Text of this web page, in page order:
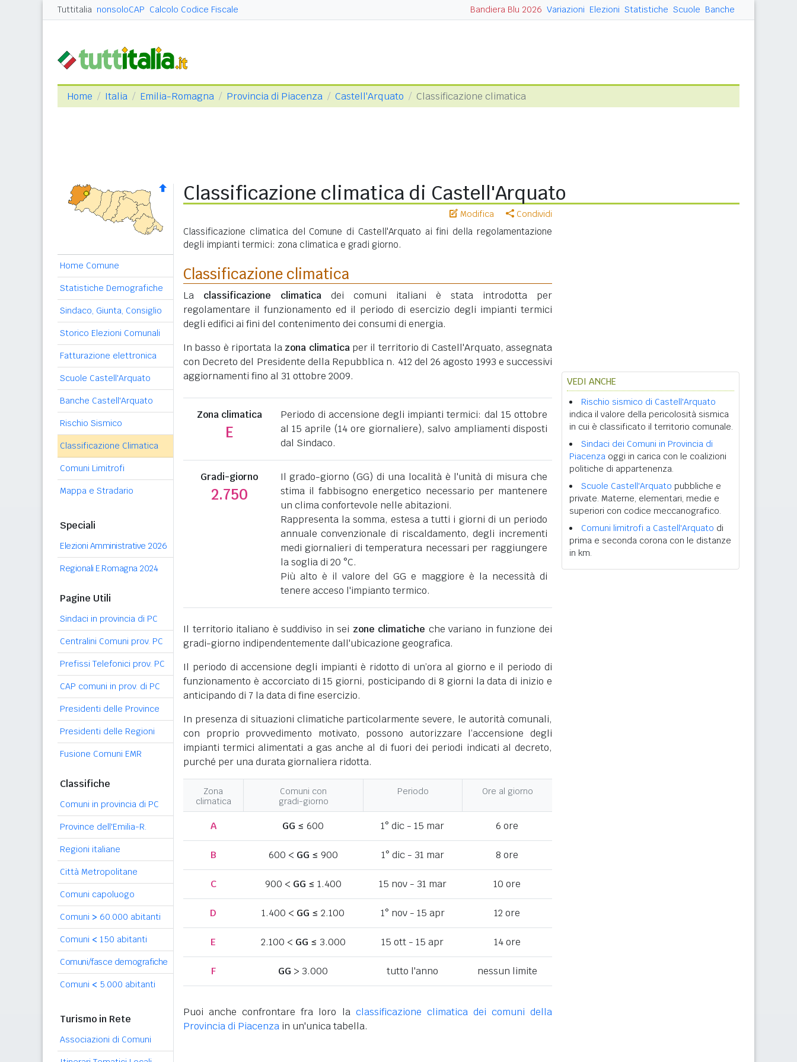
Tuttitalia nonsoloCAP Calcolo Codice Fiscale Bandiera Blu 2026 Variazioni Elezioni Statistiche Scuole Banche
Home Italia Emilia-Romagna Provincia di Piacenza Castell'Arquato Classificazione climatica
Home Comune
Statistiche Demografiche
Sindaco, Giunta, Consiglio
Storico Elezioni Comunali
Fatturazione elettronica
Scuole Castell'Arquato
Banche Castell'Arquato
Rischio Sismico
Classificazione Climatica
Comuni Limitrofi
Mappa e Stradario
Speciali
Elezioni Amministrative 2026
Regionali E.Romagna 2024
Pagine Utili
Sindaci in provincia di PC
Centralini Comuni prov. PC
Prefissi Telefonici prov. PC
CAP comuni in prov. di PC
Presidenti delle Province
Presidenti delle Regioni
Fusione Comuni EMR
Classifiche
Comuni in provincia di PC
Province dell'Emilia-R.
Regioni italiane
Città Metropolitane
Comuni capoluogo
Comuni > 60.000 abitanti
Comuni < 150 abitanti
Comuni/fasce demografiche
Comuni < 5.000 abitanti
Turismo in Rete
Associazioni di Comuni
Classificazione climatica di Castell'Arquato
Modifica Condividi
Classificazione climatica del Comune di Castell'Arquato ai fini della regolamentazione
degli impianti termici: zona climatica e gradi giorno.
Classificazione climatica
La classificazione climatica dei comuni italiani è stata introdotta per
regolamentare il funzionamento ed il periodo di esercizio degli impianti termici
degli edifici ai fini del contenimento dei consumi di energia.
In basso è riportata la zona climaticaper il territorio di Castell'Arquato, assegnata
con Decreto del Presidente della Repubblica n. 412 del 26 agosto 1993 e successivi
aggiornamenti fino al 31 ottobre 2009.
Zona climatica
E
Periodo di accensione degli impianti termici: dal 15 ottobre
al 15 aprile (14 ore giornaliere), salvo ampliamenti disposti
dal Sindaco.
Gradi-giorno
2.750
Il grado-giorno (GG) di una località è l'unità di misura che
stima il fabbisogno energetico necessario per mantenere
un clima confortevole nelle abitazioni.
Rappresenta la somma, estesa a tutti i giorni di un periodo
annuale convenzionale di riscaldamento, degli incrementi
medi giornalieri di temperatura necessari per raggiungere
la soglia di 20 °C.
Più alto è il valore del GG e maggiore è la necessità di
tenere acceso l'impianto termico.
Il territorio italiano è suddiviso in sei zone climatiche che variano in funzione dei
gradi-giorno indipendentemente dall'ubicazione geografica.
Il periodo di accensione degli impianti è ridotto di un’ora al giorno e il periodo di
funzionamento è accorciato di 15 giorni, posticipando di 8 giorni la data di inizio e
anticipando di 7 la data di fine esercizio.
In presenza di situazioni climatiche particolarmente severe, le autorità comunali,
con proprio provvedimento motivato, possono autorizzare l’accensione degli
impianti termici alimentati a gas anche al di fuori dei periodi indicati al decreto,
purché per una durata giornaliera ridotta.
Zona
climatica
Comuni con
gradi-giorno
Periodo Ore al giorno
A GG ≤ 600 1° dic - 15 mar 6 ore
B 600 < GG ≤ 900 1° dic - 31 mar 8 ore
C 900 < GG ≤ 1.400 15 nov - 31 mar 10 ore
D 1.400 < GG ≤ 2.100 1° nov - 15 apr 12 ore
E 2.100 < GG ≤ 3.000 15 ott - 15 apr 14 ore
F GG > 3.000 tutto l'anno nessun limite
Puoi anche confrontare fra loro la classificazione climatica dei comuni della
Provincia di Piacenza in un'unica tabella.
VEDI ANCHE
Rischio sismico di Castell'Arquato
indica il valore della pericolosità sismica
in cui è classificato il territorio comunale.
Sindaci dei Comuni in Provincia di
Piacenza oggi in carica con le coalizioni
politiche di appartenenza.
Scuole Castell'Arquato pubbliche e
private. Materne, elementari, medie e
superiori con codice meccanografico.
Comuni limitrofi a Castell'Arquato di
prima e seconda corona con le distanze
in km.